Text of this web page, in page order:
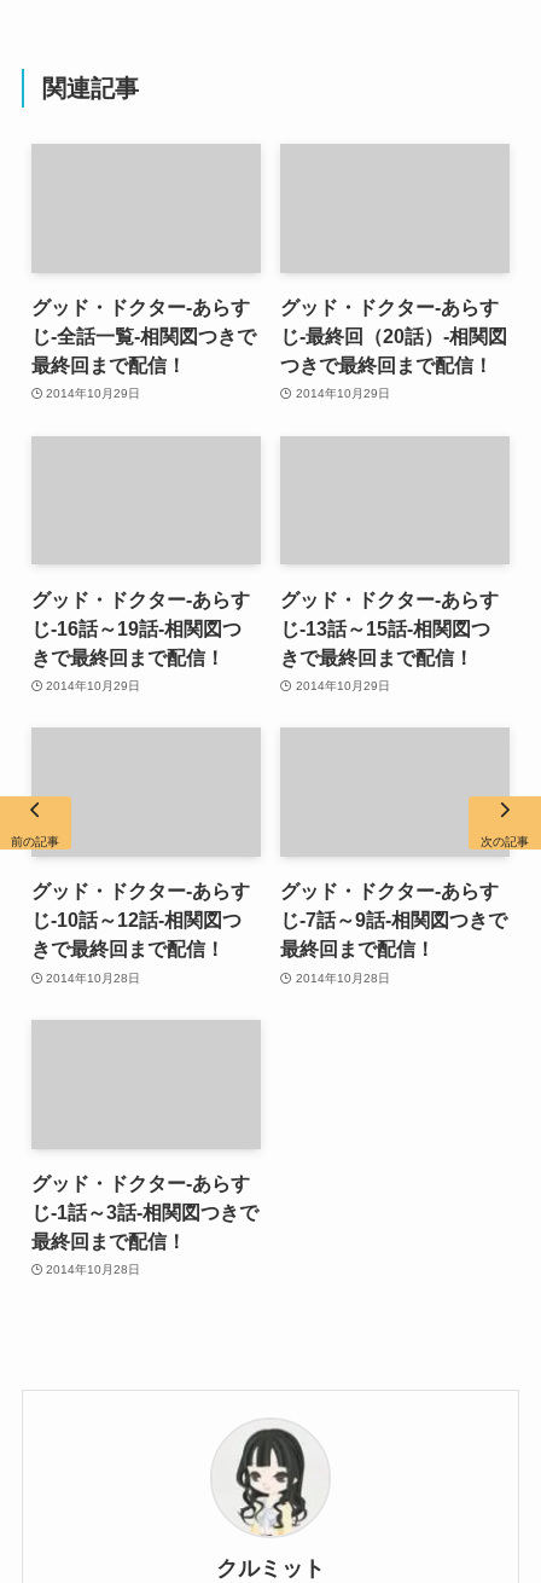
関連記事
グッド・ドクター-あらす
じ-全話一覧-相関図つきで
最終回まで配信！
2014年10月29日
グッド・ドクター-あらす
じ-最終回（20話）-相関図
つきで最終回まで配信！
2014年10月29日
グッド・ドクター-あらす
じ-16話～19話-相関図つ
きで最終回まで配信！
2014年10月29日
グッド・ドクター-あらす
じ-13話～15話-相関図つ
きで最終回まで配信！
2014年10月29日
グッド・ドクター-あらす
じ-10話～12話-相関図つ
きで最終回まで配信！
2014年10月28日
グッド・ドクター-あらす
じ-7話～9話-相関図つきで
最終回まで配信！
2014年10月28日
グッド・ドクター-あらす
じ-1話～3話-相関図つきで
最終回まで配信！
2014年10月28日
クルミット
前の記事 次の記事